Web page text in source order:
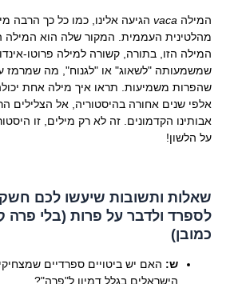
המילה vacaהגיעה אלינו, כמו כל כך הרבה
מהלטינית העממית. המקור שלה הוא המילה
המילה הזו, בתורה, קשורה למילה פרוטו-
שמשמעותה "לשאוג" או "לגנוח", מה שמרמז
שהפרות משמיעות. תראו איך מילה אחת
אלפי שנים אחורה בהיסטוריה, אל הצלילים
אבותינו הקדמונים. זה לא רק מילים, זו
על הלשון!
שאלות ותשובות שיעשו לכם
לספרד ולדבר על פרות (בלי פרה
כמובן)
ש: האם יש ביטויים ספרדיים
הישראלים בגלל דמיון ל"פרה"?